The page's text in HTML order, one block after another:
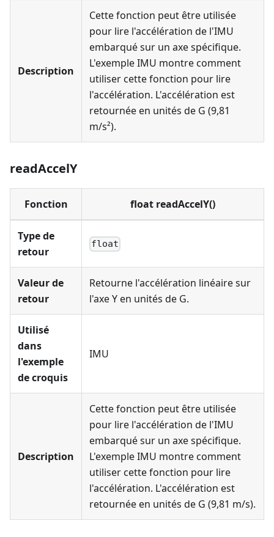
Description
Cette fonction peut être utilisée
pour lire l'accélération de l'IMU
embarqué sur un axe spécifique.
L'exemple IMU montre comment
utiliser cette fonction pour lire
l'accélération. L'accélération est
retournée en unités de G (9,81
m/s²).
readAccelY
Fonction float readAccelY()
Type de
retour
float
Valeur de
retour
Retourne l'accélération linéaire sur
l'axe Y en unités de G.
Utilisé
dans
l'exemple
de croquis
IMU
Description
Cette fonction peut être utilisée
pour lire l'accélération de l'IMU
embarqué sur un axe spécifique.
L'exemple IMU montre comment
utiliser cette fonction pour lire
l'accélération. L'accélération est
retournée en unités de G (9,81 m/s).